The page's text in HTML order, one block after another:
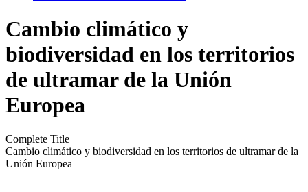
Cambio climático y
biodiversidad en los territorios
de ultramar de la Unión
Europea
Complete Title
Cambio climático y biodiversidad en los territorios de ultramar de la
Unión Europea